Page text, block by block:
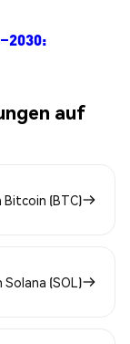
auf
Bitcoin (BTC)
Solana (SOL)